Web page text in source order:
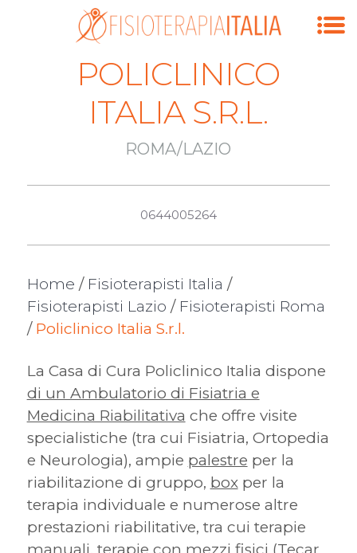
POLICLINICO
ITALIA S.R.L.
ROMA/LAZIO
0644005264
Home / Fisioterapisti Italia /
Fisioterapisti Lazio / Fisioterapisti Roma
/ Policlinico Italia S.r.l.
La Casa di Cura Policlinico Italia dispone
di un Ambulatorio di Fisiatria e
Medicina Riabilitativa che offre visite
specialistiche (tra cui Fisiatria, Ortopedia
e Neurologia), ampie palestre per la
riabilitazione di gruppo, boxper la
terapia individuale e numerose altre
prestazioni riabilitative, tra cui terapie